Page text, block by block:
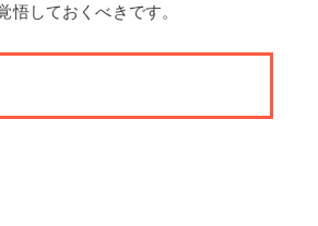
しておくべきです。